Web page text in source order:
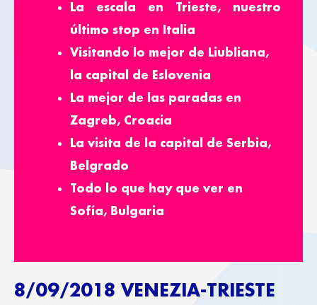
La escala en Trieste, nuestro
último stop en Italia
Visitando lo mejor de Liubliana,
la capital de Eslovenia
La mejor de las paradas en
Zagreb, Croacia
La visita de la capital de Serbia,
Belgrado
Todo lo que hay que ver en
Sofía, Bulgaria
8/09/2018 VENEZIA-TRIESTE